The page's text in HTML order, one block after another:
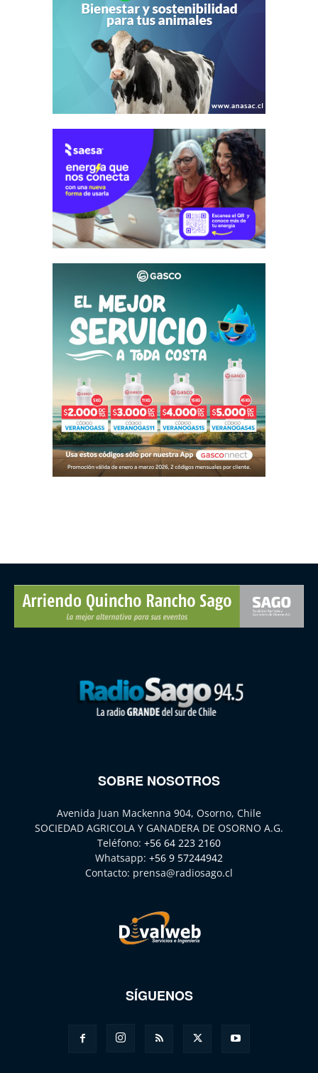
SOBRE NOSOTROS
Avenida Juan Mackenna 904, Osorno, Chile
SOCIEDAD AGRICOLA Y GANADERA DE OSORNO A.G.
Teléfono: +56 64 223 2160
Whatsapp: +56 9 57244942
Contacto: prensa@radiosago.cl
SÍGUENOS